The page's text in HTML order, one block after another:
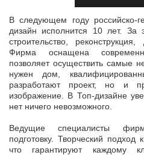
В следующем году российско-
дизайн исполнится 10 лет.
строительство,
Фирма оснащена
позволяет осуществить самые
нужен дом,
разработают проект, но и
изображение. В Топ-дизайне
нет ничего невозможного.
Ведущие специалисты
подготовку. Творческий
что гарантируют каждому